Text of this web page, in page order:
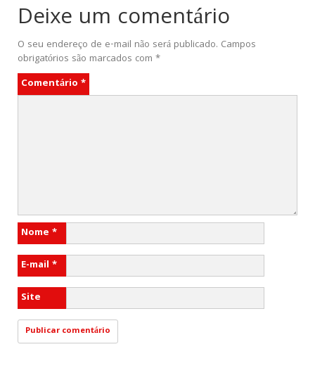
Deixe um comentário
O seu endereço de e-mail não será publicado. Campos
obrigatórios são marcados com *
Comentário *
Nome *
E-mail *
Site